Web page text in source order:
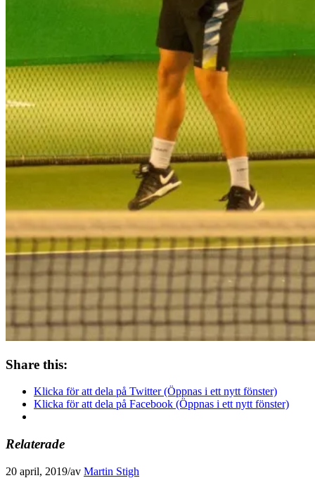
Share this:
Klicka för att dela på Twitter (Öppnas i ett nytt fönster)
Klicka för att dela på Facebook (Öppnas i ett nytt fönster)
Relaterade
20 april, 2019/av Martin Stigh